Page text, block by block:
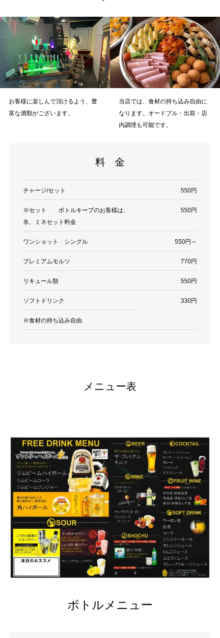
お客様に楽しんで頂けるよう、豊
富な酒類がございます。
当店では、食材の持ち込み自由に
なります。オードブル・出前・店
内調理も可能です。
料 金
チャージ/セット 550円
※セット ボトルキープのお客様は、
氷、ミネセット料金
550円
ワンショット シングル 550円～
プレミアムモルツ 770円
リキュール類 550円
ソフトドリンク 330円
※食材の持ち込み自由
メニュー表
ボトルメニュー